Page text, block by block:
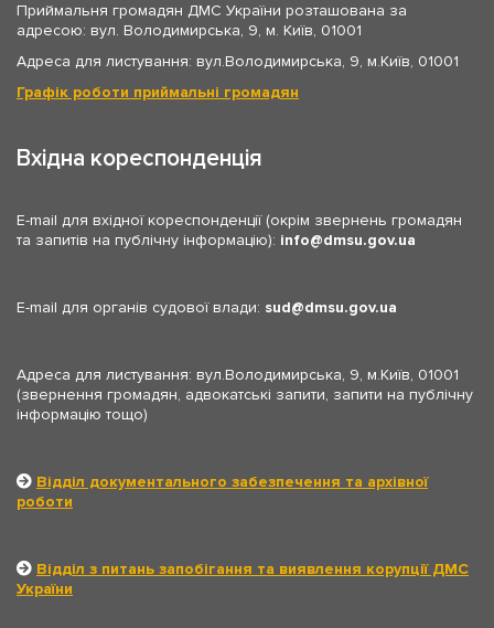
Приймальня громадян ДМС України розташована за
адресою: вул. Володимирська, 9, м. Київ, 01001
Адреса для листування: вул.Володимирська, 9, м.Київ, 01001
Графік роботи приймальні громадян
Вхідна кореспонденція
E-mail для вхідної кореспонденції (окрім звернень громадян
та запитів на публічну інформацію): info dmsu.gov.ua
E-mail для органів судової влади: sud dmsu.gov.ua
Адреса для листування: вул.Володимирська, 9, м.Київ, 01001
(звернення громадян, адвокатські запити, запити на публічну
інформацію тощо)
Відділ документального забезпечення та архівної
роботи
Відділ з питань запобігання та виявлення корупції ДМС
України